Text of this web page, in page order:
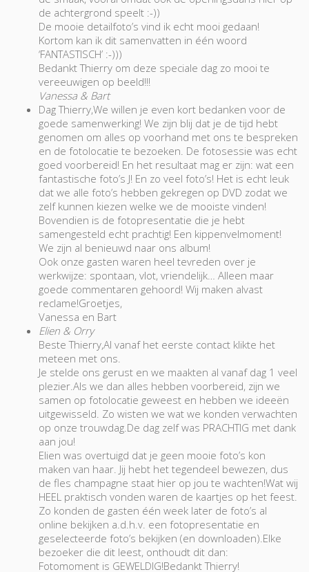
de achtergrond speelt :-))
De mooie detailfoto’s vind ik echt mooi gedaan!
Kortom kan ik dit samenvatten in één woord
‘FANTASTISCH’ :-)))
Bedankt Thierry om deze speciale dag zo mooi te
vereeuwigen op beeld!!!
Vanessa & Bart
Dag Thierry,We willen je even kort bedanken voor de
goede samenwerking! We zijn blij dat je de tijd hebt
genomen om alles op voorhand met ons te bespreken
en de fotolocatie te bezoeken. De fotosessie was echt
goed voorbereid! En het resultaat mag er zijn: wat een
fantastische foto’s J! En zo veel foto’s! Het is echt leuk
dat we alle foto’s hebben gekregen op DVD zodat we
zelf kunnen kiezen welke we de mooiste vinden!
Bovendien is de fotopresentatie die je hebt
samengesteld echt prachtig! Een kippenvelmoment!
We zijn al benieuwd naar ons album!
Ook onze gasten waren heel tevreden over je
werkwijze: spontaan, vlot, vriendelijk… Alleen maar
goede commentaren gehoord! Wij maken alvast
reclame!Groetjes,
Vanessa en Bart
Elien & Orry
Beste Thierry,Al vanaf het eerste contact klikte het
meteen met ons.
Je stelde ons gerust en we maakten al vanaf dag 1 veel
plezier.Als we dan alles hebben voorbereid, zijn we
samen op fotolocatie geweest en hebben we ideeën
uitgewisseld. Zo wisten we wat we konden verwachten
op onze trouwdag.De dag zelf was PRACHTIG met dank
aan jou!
Elien was overtuigd dat je geen mooie foto’s kon
maken van haar. Jij hebt het tegendeel bewezen, dus
de fles champagne staat hier op jou te wachten!Wat wij
HEEL praktisch vonden waren de kaartjes op het feest.
Zo konden de gasten één week later de foto’s al
online bekijken a.d.h.v. een fotopresentatie en
geselecteerde foto’s bekijken (en downloaden).Elke
bezoeker die dit leest, onthoudt dit dan:
Fotomoment is GEWELDIG!Bedankt Thierry!